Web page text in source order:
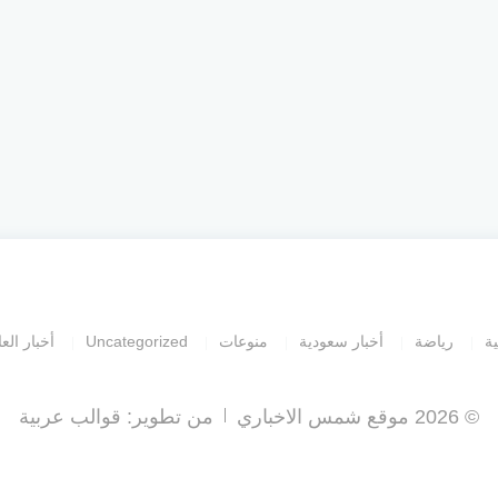
رياضة أخبار سعودية منوعات Uncategorized أخبار
© 2026 موقع شمس الاخباري من تطوير: قوالب عربية